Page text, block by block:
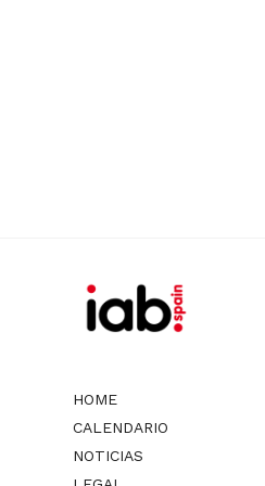
HOME
CALENDARIO
NOTICIAS